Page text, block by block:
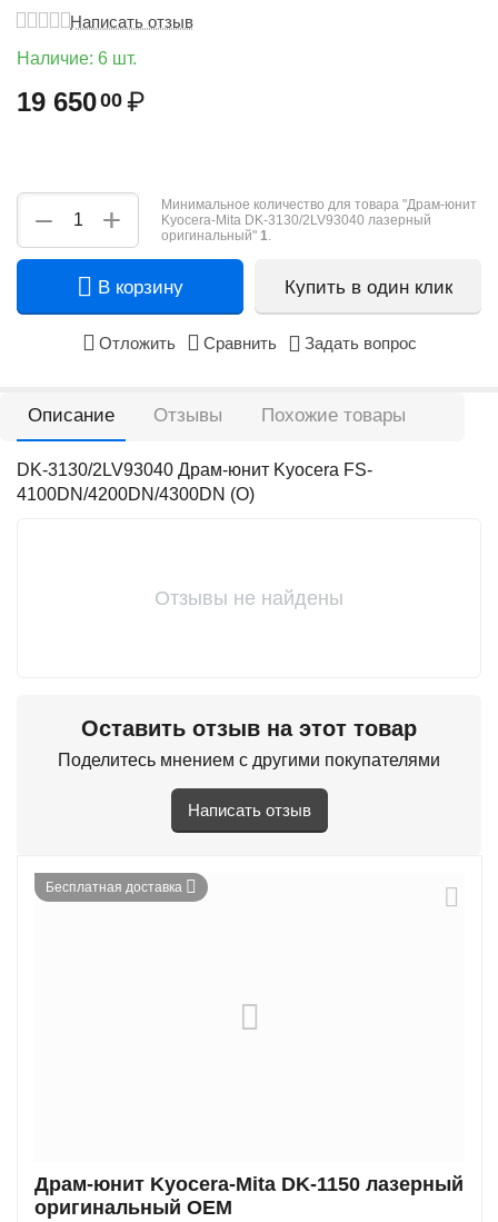
Написать отзыв
Наличие: 6 шт.
19 65000 ₽
+
−
Минимальное количество для товара "Драм-юнит
Kyocera-Mita DK-3130/2LV93040 лазерный
оригинальный" 1.
В корзину Купить в один клик
Отложить Сравнить Задать вопрос
Описание Отзывы Похожие товары
DK-3130/2LV93040 Драм-юнит Kyocera FS-
4100DN/4200DN/4300DN (О)
Отзывы не найдены
Оставить отзыв на этот товар
Поделитесь мнением с другими покупателями
Написать отзыв
Бесплатная доставка
Драм-юнит Kyocera-Mita DK-1150 лазерный
оригинальный OEM